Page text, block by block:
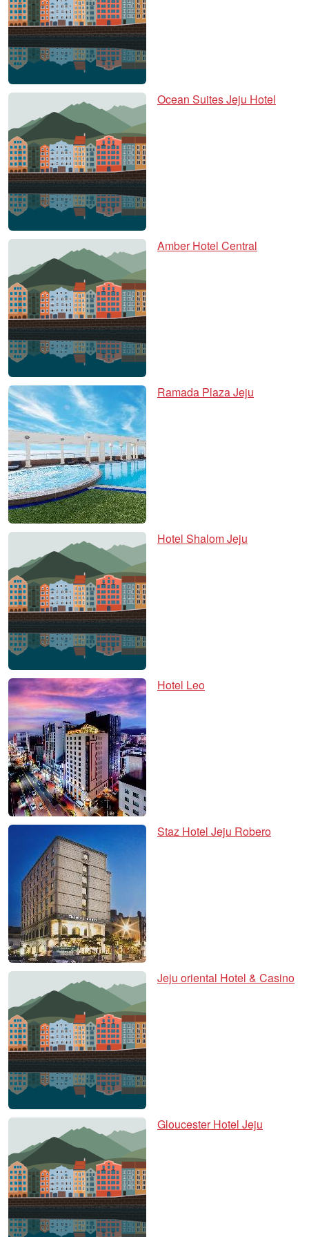
Ocean Suites Jeju Hotel
Amber Hotel Central
Ramada Plaza Jeju
Hotel Shalom Jeju
Hotel Leo
Staz Hotel Jeju Robero
Jeju oriental Hotel & Casino
Gloucester Hotel Jeju